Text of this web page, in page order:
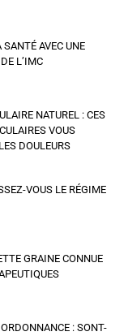
AVEC UNE
L’IMC
NATUREL : CES
VOUS
DOULEURS
VOUS LE RÉGIME
GRAINE CONNUE
: SONT-